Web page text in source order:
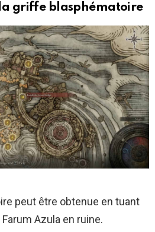
griffe blasphématoire
peut être obtenue en tuant
Azula en ruine.